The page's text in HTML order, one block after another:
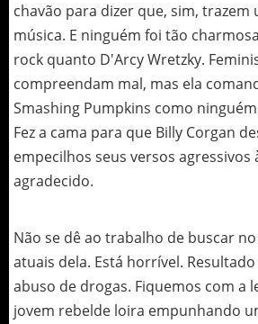
chavão para dizer que, sim, trazem
música. E ninguém foi tão
rock quanto D'Arcy Wretzky.
compreendam mal, mas ela
Smashing Pumpkins como
Fez a cama para que Billy Corgan
empecilhos seus versos agressivos
agradecido.
Não se dê ao trabalho de buscar
atuais dela. Está horrível.
abuso de drogas. Fiquemos com a
jovem rebelde loira empunhando